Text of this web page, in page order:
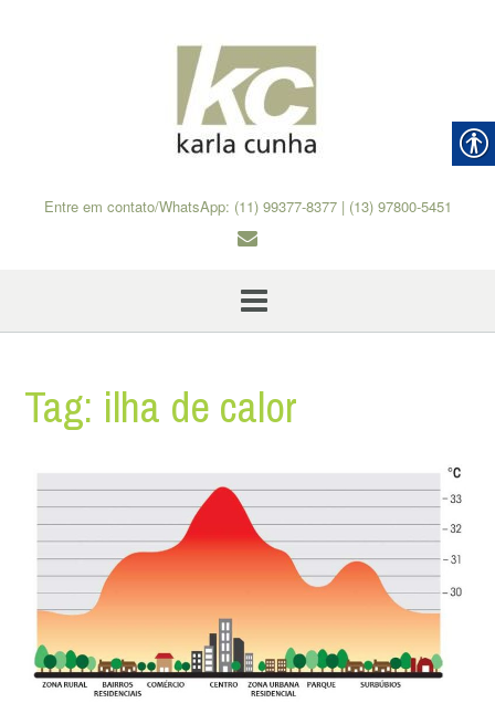
Entre em contato/WhatsApp: (11) 99377-8377 | (13) 97800-5451
Tag: ilha de calor